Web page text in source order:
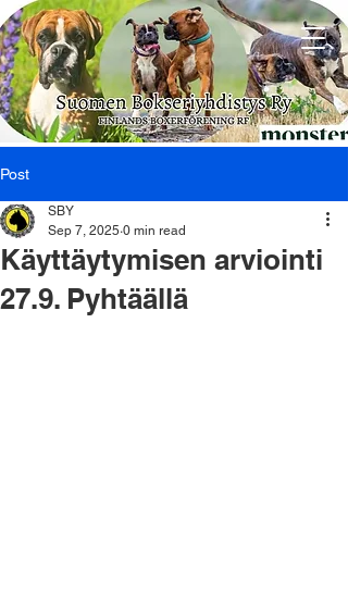
Post
Käyttäytymisen arviointi
27.9. Pyhtäällä
SBY
Sep 7, 2025 0 min read